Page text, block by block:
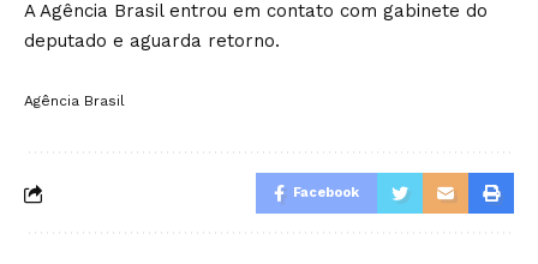
A Agência Brasil entrou em contato com gabinete do
deputado e aguarda retorno.
Agência Brasil
Facebook